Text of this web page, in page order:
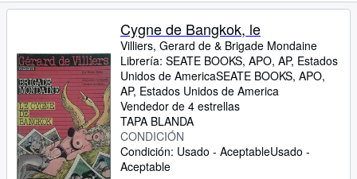
Vendedores
Comenzar a vender
Ayuda
CERRAR
Cygne de Bangkok, le
Villiers, Gerard de & Brigade Mondaine
Librería: SEATE BOOKS, APO, AP, Estados
Unidos de AmericaSEATE BOOKS, APO,
AP, Estados Unidos de America
Vendedor de 4 estrellas
TAPA BLANDA
CONDICIÓN
Condición: Usado - AceptableUsado -
Aceptable